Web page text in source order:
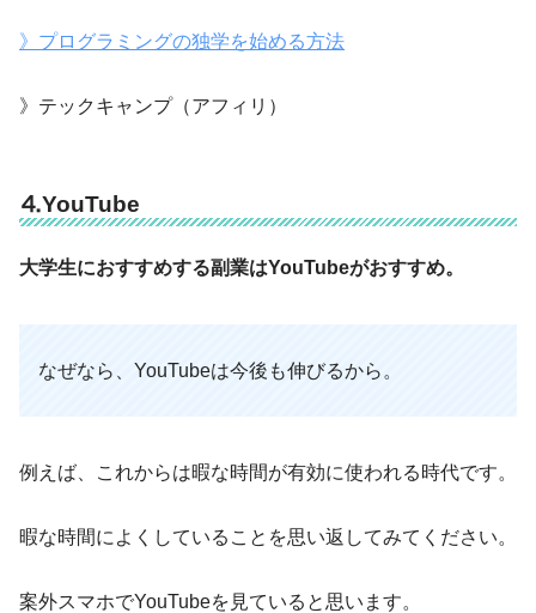
》プログラミングの独学を始める方法
》テックキャンプ（アフィリ）
⒋YouTube
大学生におすすめする副業はYouTubeがおすすめ。
なぜなら、YouTubeは今後も伸びるから。
例えば、これからは暇な時間が有効に使われる時代です。
暇な時間によくしていることを思い返してみてください。
案外スマホでYouTubeを見ていると思います。